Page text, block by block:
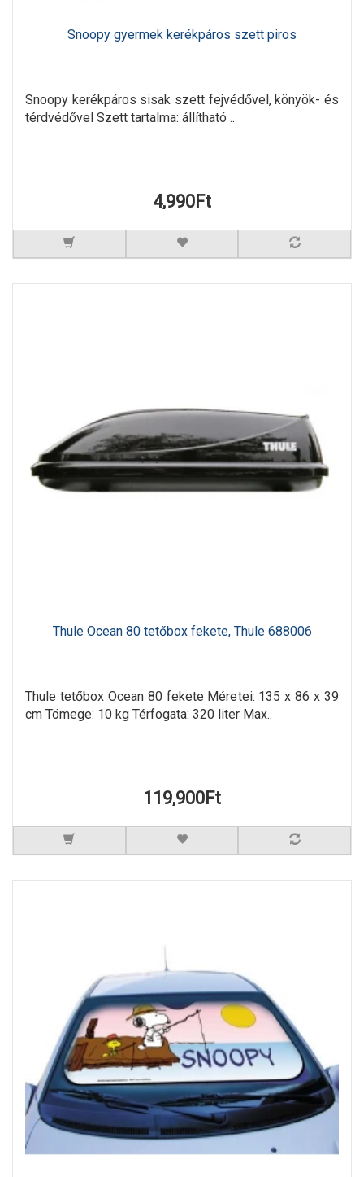
Snoopy gyermek kerékpáros szett piros
Snoopy kerékpáros sisak szett fejvédővel, könyök- és
térdvédővel Szett tartalma: állítható ..
4,990Ft
Thule Ocean 80 tetőbox fekete, Thule 688006
Thule tetőbox Ocean 80 fekete Méretei: 135 x 86 x 39
cm Tömege: 10 kg Térfogata: 320 liter Max..
119,900Ft